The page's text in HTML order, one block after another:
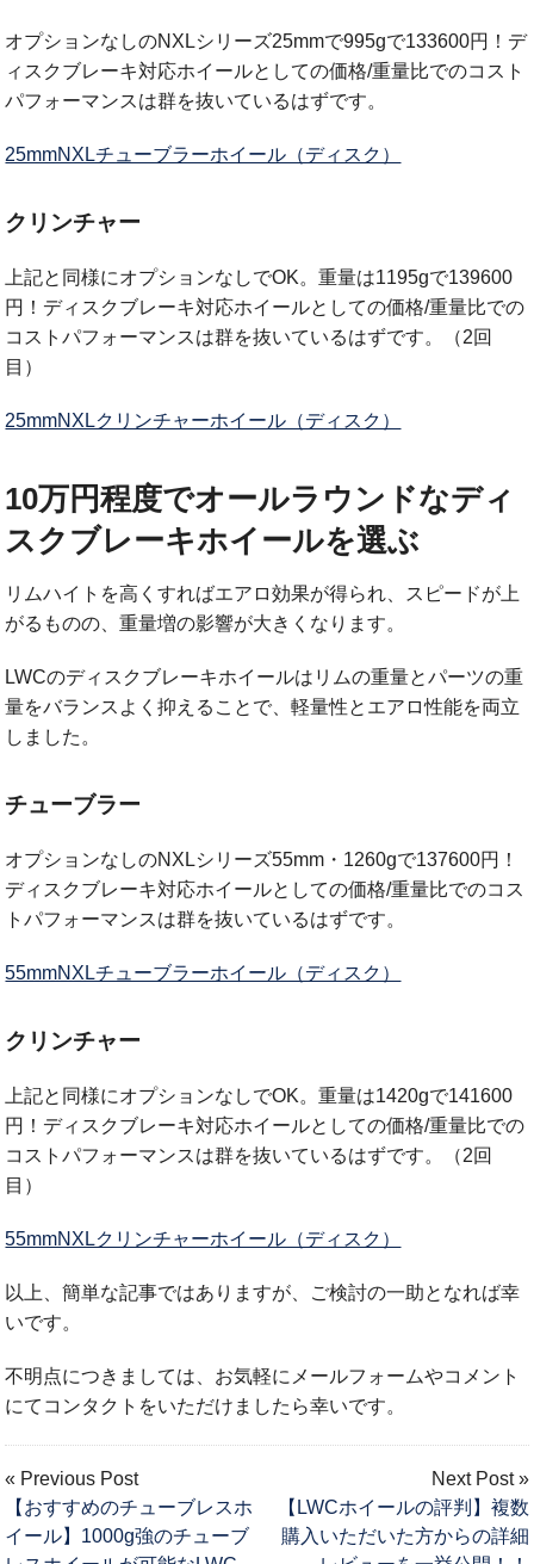
オプションなしのNXLシリーズ25mmで995gで133600円！デ
ィスクブレーキ対応ホイールとしての価格/重量比でのコスト
パフォーマンスは群を抜いているはずです。
25mmNXLチューブラーホイール（ディスク）
クリンチャー
上記と同様にオプションなしでOK。重量は1195gで139600
円！ディスクブレーキ対応ホイールとしての価格/重量比での
コストパフォーマンスは群を抜いているはずです。（2回
目）
25mmNXLクリンチャーホイール（ディスク）
10万円程度でオールラウンドなディ
スクブレーキホイールを選ぶ
リムハイトを高くすればエアロ効果が得られ、スピードが上
がるものの、重量増の影響が大きくなります。
LWCのディスクブレーキホイールはリムの重量とパーツの重
量をバランスよく抑えることで、軽量性とエアロ性能を両立
しました。
チューブラー
オプションなしのNXLシリーズ55mm・1260gで137600円！
ディスクブレーキ対応ホイールとしての価格/重量比でのコス
トパフォーマンスは群を抜いているはずです。
55mmNXLチューブラーホイール（ディスク）
クリンチャー
上記と同様にオプションなしでOK。重量は1420gで141600
円！ディスクブレーキ対応ホイールとしての価格/重量比での
コストパフォーマンスは群を抜いているはずです。（2回
目）
55mmNXLクリンチャーホイール（ディスク）
以上、簡単な記事ではありますが、ご検討の一助となれば幸
いです。
不明点につきましては、お気軽にメールフォームやコメント
にてコンタクトをいただけましたら幸いです。
« Previous Post
【おすすめのチューブレスホ
イール】1000g強のチューブ
Next Post »
【LWCホイールの評判】複数
購入いただいた方からの詳細